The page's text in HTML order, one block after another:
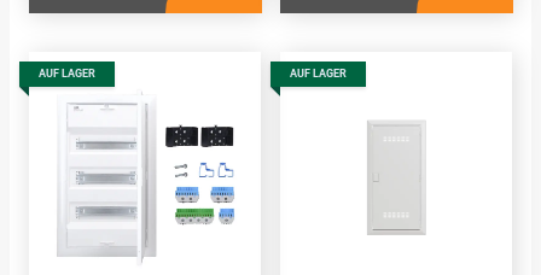
AUF LAGER AUF LAGER